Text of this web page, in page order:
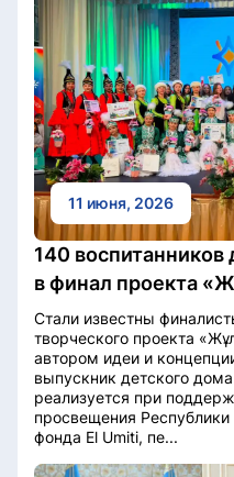
Послание
Этический кодекс
11 июня, 2026
140
в финал проекта
Стали известны
творческого проекта
автором идеи и
выпускник детского
реализуется при
просвещения Республики
фонда El Umiti, пе...